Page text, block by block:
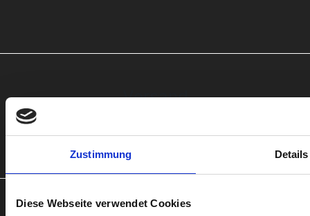
Zustimmung Details
Diese Webseite verwendet Cookies
Versand